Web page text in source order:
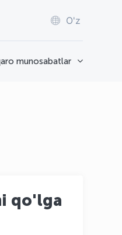
O'z
munosabatlar
qo'lga